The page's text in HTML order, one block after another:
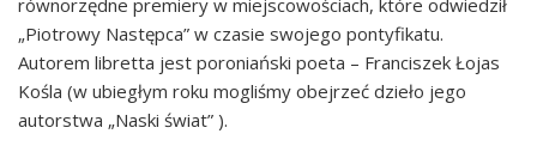
równorzędne premiery w miejscowościach, które odwiedził
„Piotrowy Następca” w czasie swojego pontyfikatu.
Autorem libretta jest poroniański poeta – Franciszek Łojas
Kośla (w ubiegłym roku mogliśmy obejrzeć dzieło jego
autorstwa „Naski świat” ).